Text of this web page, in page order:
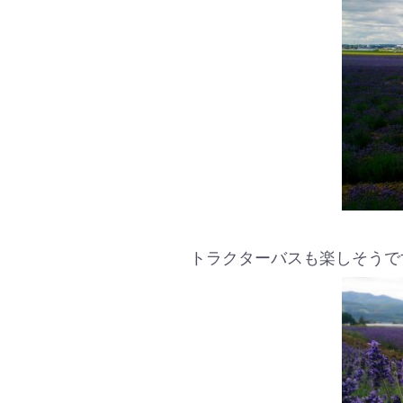
トラクターバスも楽しそう